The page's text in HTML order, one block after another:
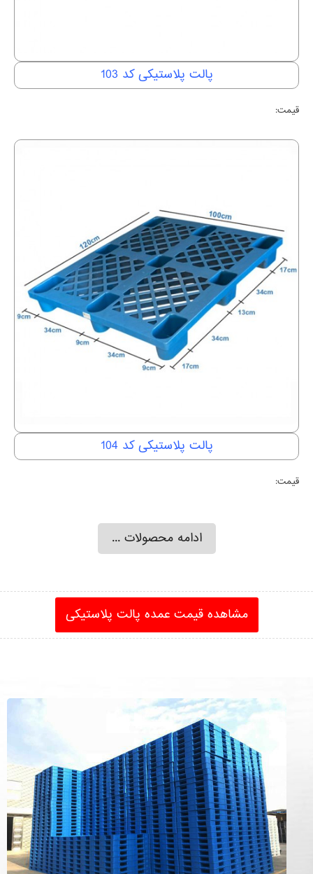
پالت پلاستیکی کد 103
قیمت:
پالت پلاستیکی کد 104
قیمت:
ادامه محصولات ...
مشاهده قیمت عمده پالت پلاستیکی